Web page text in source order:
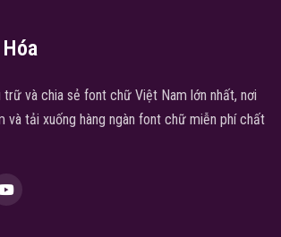
trữ và chia sẻ font chữ Việt Nam lớn nhất, nơi
và tải xuống hàng ngàn font chữ miễn phí chất